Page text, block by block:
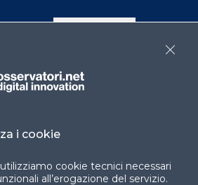
Cookie Center
LinkedIn
i cookie
cookie tecnici necessari
all’erogazione del servizio.